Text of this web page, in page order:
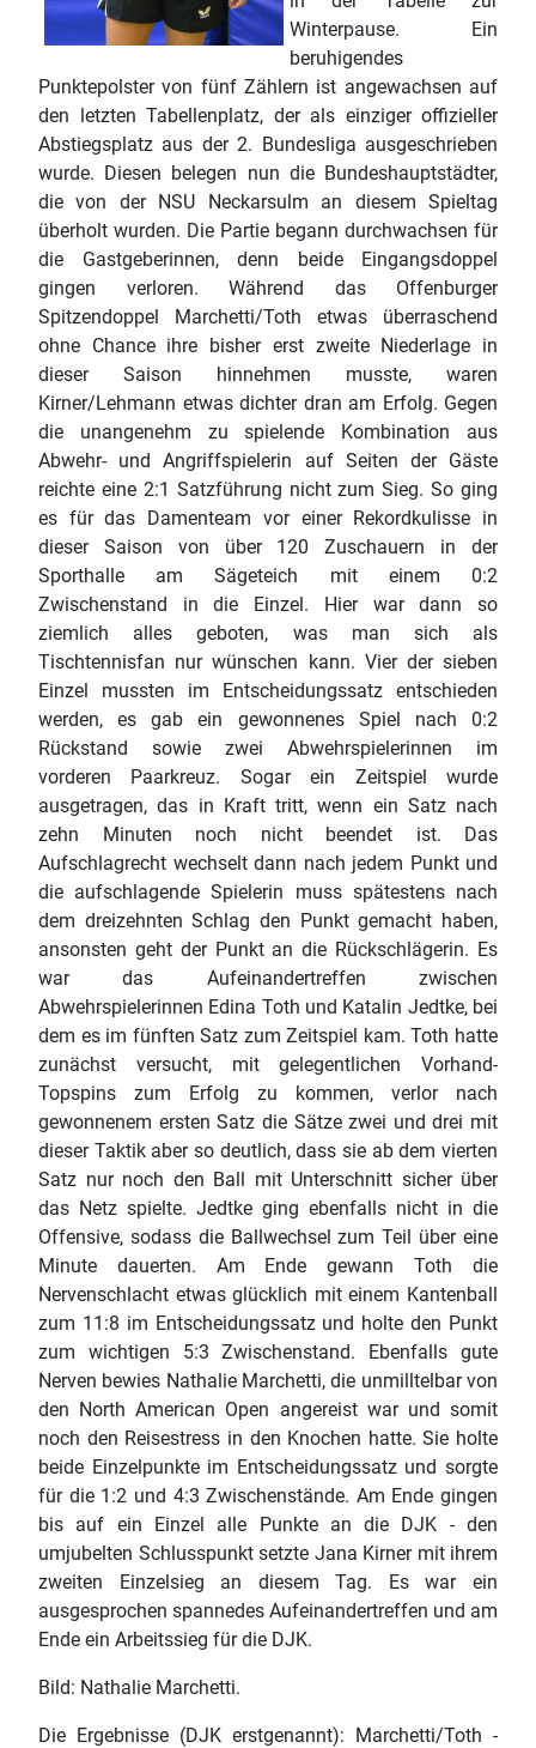
Winterpause. Ein
beruhigendes
Punktepolster von fünf Zählern ist angewachsen auf
den letzten Tabellenplatz, der als einziger offizieller
Abstiegsplatz aus der 2. Bundesliga ausgeschrieben
wurde. Diesen belegen nun die Bundeshauptstädter,
die von der NSU Neckarsulm an diesem Spieltag
überholt wurden. Die Partie begann durchwachsen für
die Gastgeberinnen, denn beide Eingangsdoppel
gingen verloren. Während das Offenburger
Spitzendoppel Marchetti/Toth etwas überraschend
ohne Chance ihre bisher erst zweite Niederlage in
dieser Saison hinnehmen musste, waren
Kirner/Lehmann etwas dichter dran am Erfolg. Gegen
die unangenehm zu spielende Kombination aus
Abwehr- und Angriffspielerin auf Seiten der Gäste
reichte eine 2:1 Satzführung nicht zum Sieg. So ging
es für das Damenteam vor einer Rekordkulisse in
dieser Saison von über 120 Zuschauern in der
Sporthalle am Sägeteich mit einem 0:2
Zwischenstand in die Einzel. Hier war dann so
ziemlich alles geboten, was man sich als
Tischtennisfan nur wünschen kann. Vier der sieben
Einzel mussten im Entscheidungssatz entschieden
werden, es gab ein gewonnenes Spiel nach 0:2
Rückstand sowie zwei Abwehrspielerinnen im
vorderen Paarkreuz. Sogar ein Zeitspiel wurde
ausgetragen, das in Kraft tritt, wenn ein Satz nach
zehn Minuten noch nicht beendet ist. Das
Aufschlagrecht wechselt dann nach jedem Punkt und
die aufschlagende Spielerin muss spätestens nach
dem dreizehnten Schlag den Punkt gemacht haben,
ansonsten geht der Punkt an die Rückschlägerin. Es
war das Aufeinandertreffen zwischen
Abwehrspielerinnen Edina Toth und Katalin Jedtke, bei
dem es im fünften Satz zum Zeitspiel kam. Toth hatte
zunächst versucht, mit gelegentlichen Vorhand-
Topspins zum Erfolg zu kommen, verlor nach
gewonnenem ersten Satz die Sätze zwei und drei mit
dieser Taktik aber so deutlich, dass sie ab dem vierten
Satz nur noch den Ball mit Unterschnitt sicher über
das Netz spielte. Jedtke ging ebenfalls nicht in die
Offensive, sodass die Ballwechsel zum Teil über eine
Minute dauerten. Am Ende gewann Toth die
Nervenschlacht etwas glücklich mit einem Kantenball
zum 11:8 im Entscheidungssatz und holte den Punkt
zum wichtigen 5:3 Zwischenstand. Ebenfalls gute
Nerven bewies Nathalie Marchetti, die unmilltelbar von
den North American Open angereist war und somit
noch den Reisestress in den Knochen hatte. Sie holte
beide Einzelpunkte im Entscheidungssatz und sorgte
für die 1:2 und 4:3 Zwischenstände. Am Ende gingen
bis auf ein Einzel alle Punkte an die DJK - den
umjubelten Schlusspunkt setzte Jana Kirner mit ihrem
zweiten Einzelsieg an diesem Tag. Es war ein
ausgesprochen spannedes Aufeinandertreffen und am
Ende ein Arbeitssieg für die DJK.
Bild: Nathalie Marchetti.
Die Ergebnisse (DJK erstgenannt): Marchetti/Toth -